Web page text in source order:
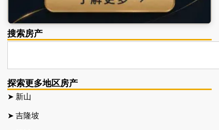
搜索房产
探索更多地区房产
➤ 新山
➤ 吉隆坡